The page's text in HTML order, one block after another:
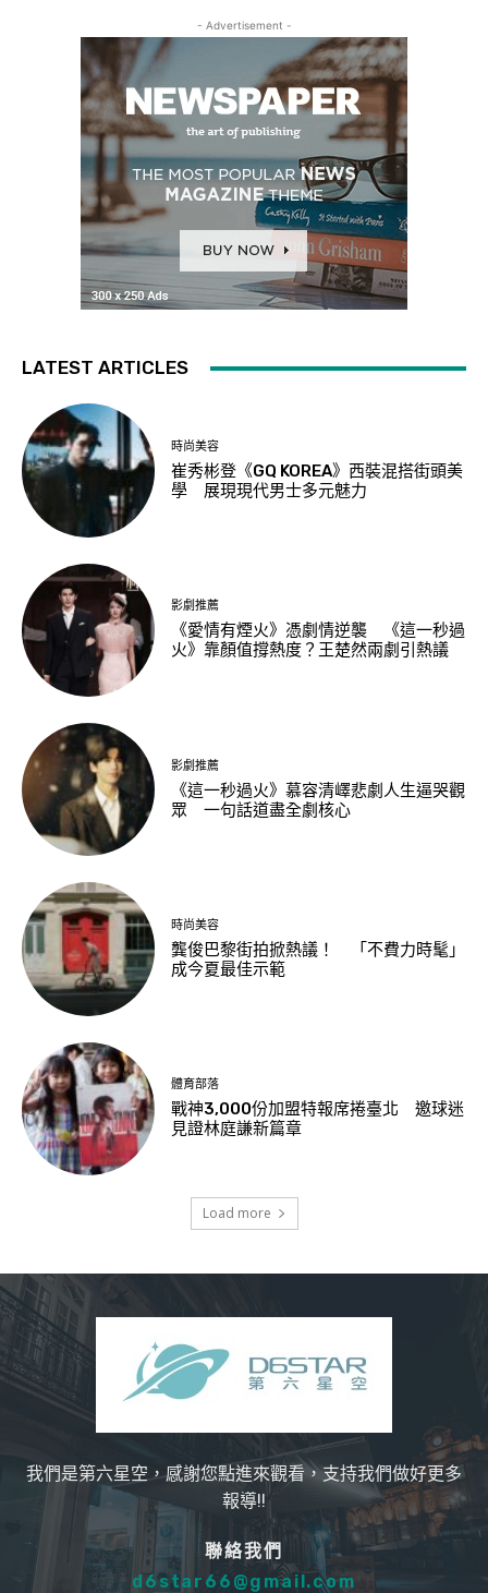
- Advertisement -
LATEST ARTICLES
時尚美容
崔秀彬登《GQ KOREA》西裝混搭街頭美
學 展現現代男士多元魅力
影劇推薦
《愛情有煙火》憑劇情逆襲 《這一秒過
火》靠顏值撐熱度？王楚然兩劇引熱議
影劇推薦
《這一秒過火》慕容清嶧悲劇人生逼哭觀
眾 一句話道盡全劇核心
時尚美容
龔俊巴黎街拍掀熱議！ 「不費力時髦」
成今夏最佳示範
體育部落
戰神3,000份加盟特報席捲臺北 邀球迷
見證林庭謙新篇章
Load more
我們是第六星空，感謝您點進來觀看，支持我們做好更多
報導!!
聯絡我們
d6star66@gmail.com